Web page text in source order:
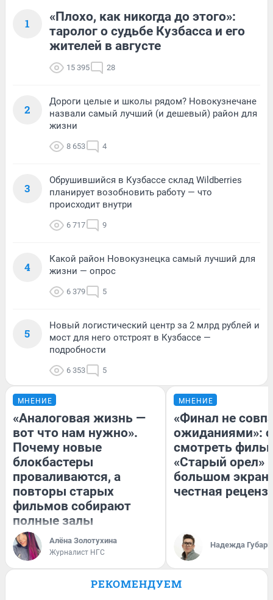
1
«Плохо, как никогда до этого»:
таролог о судьбе Кузбасса и его
жителей в августе
15 395 28
2
Дороги целые и школы рядом? Новокузнечане
назвали самый лучший (и дешевый) район для
жизни
8 653 4
3
Обрушившийся в Кузбассе склад Wildberries
планирует возобновить работу — что
происходит внутри
6 717 9
4
Какой район Новокузнецка самый лучший для
жизни — опрос
6 379 5
5
Новый логистический центр за 2 млрд рублей и
мост для него отстроят в Кузбассе —
подробности
6 353 5
МНЕНИЕ
«Аналоговая жизнь —
вот что нам нужно».
Почему новые
блокбастеры
проваливаются, а
повторы старых
фильмов собирают
полные залы
Алёна Золотухина
Журналист НГС
МНЕНИЕ
«Финал не
ожиданиями»:
смотреть
«Старый орел»
большом
честная
Надежда Губарь
РЕКОМЕНДУЕМ